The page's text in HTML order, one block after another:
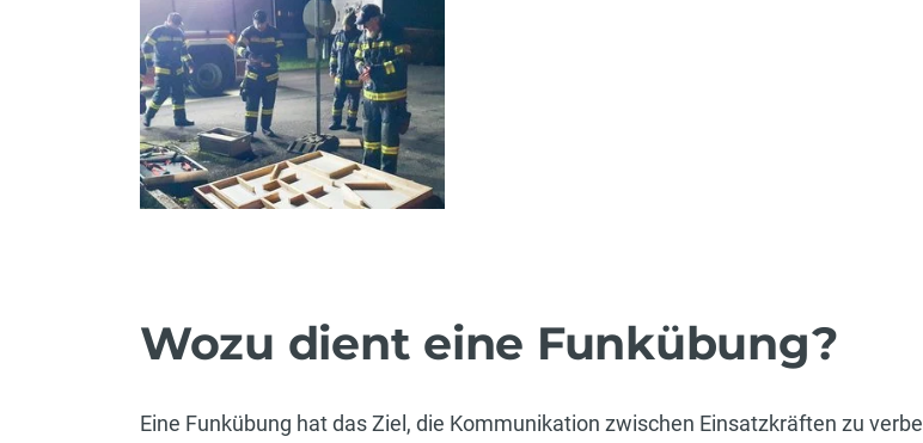
Wozu dient eine Funkübung?
Eine Funkübung hat das Ziel, die Kommunikation zwischen Einsatzkräften zu